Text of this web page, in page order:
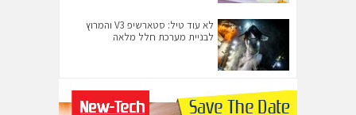
לא עוד טיל: סטארשיפ V3 והמרוץ
לבניית מערכת חלל מלאה